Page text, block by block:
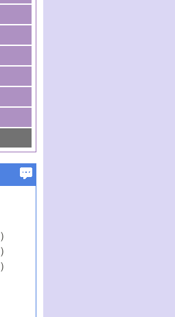
めの
関す
関す
現す
る研
研究
媒プ
性子
ルの
した
した
反応
・機
カル
発
のた
たて
した
子変
開
電解
オン
ラク
ンな
研究
マイ
工学
ロセ
ンに
研究
触媒
物変
車排
大阪
成
前線
学的
東京
応プ
先端
の触
首都
す触
た触
研究
研究
の新
におけ
術
機能
究動
ーチ
にお
向
る触
最近